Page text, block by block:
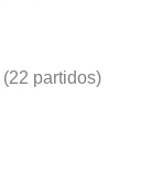
(22 partidos)